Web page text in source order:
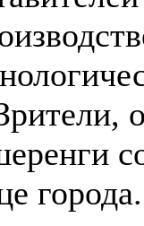
города.